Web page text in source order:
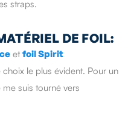
straps.
DE FOIL:
et foil Spirit
choix le plus évident. Pour un
suis tourné vers